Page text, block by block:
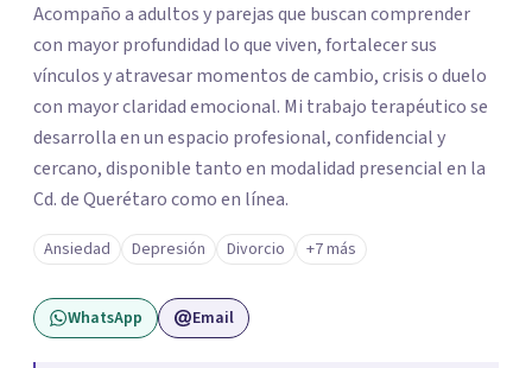
Acompaño a adultos y parejas que buscan comprender
con mayor profundidad lo que viven, fortalecer sus
vínculos y atravesar momentos de cambio, crisis o duelo
con mayor claridad emocional. Mi trabajo terapéutico se
desarrolla en un espacio profesional, confidencial y
cercano, disponible tanto en modalidad presencial en la
Cd. de Querétaro como en línea.
Ansiedad Depresión Divorcio +7 más
WhatsApp Email